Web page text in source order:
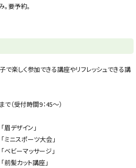
要予約。
で楽しく参加できる講座やリフレッシュできる講
（受付時間9：45～）
デザイン」
ニスポーツ大会」
ビーマッサージ」
髪カット講座」